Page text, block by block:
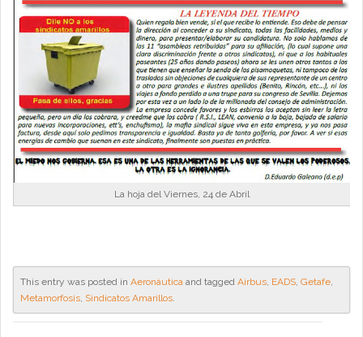
La hoja del Viernes, 24 de Abril
This entry was posted in Aeronáutica and tagged Airbus, EADS, Getafe,
Metamorfosis, Sindicatos Amarillos.